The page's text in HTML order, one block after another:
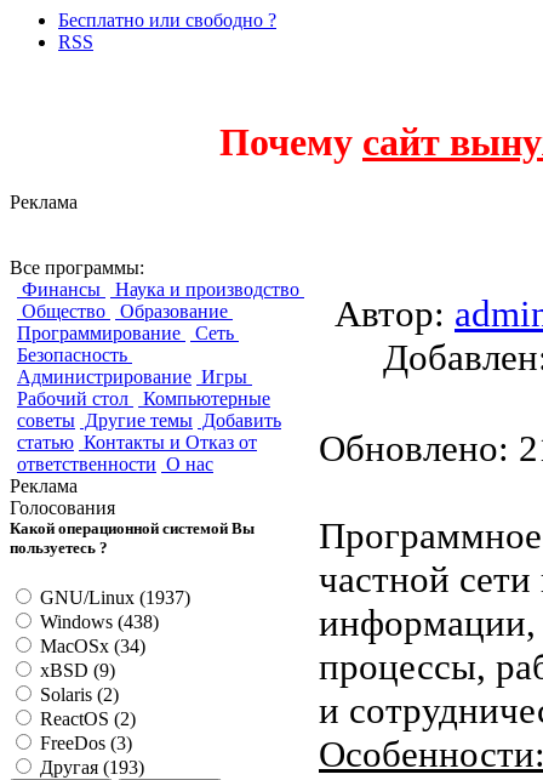
Бесплатно или свободно ?
RSS
Почему сайт
Реклама
Все программы:
Финансы
Наука и производство
Общество
Образование
Программирование
Сеть
Безопасность
Администрирование Игры
Рабочий стол
Компьютерные
советы Другие темы Добавить
статью Контакты и Отказ от
ответственности О нас
Реклама
Голосования
Какой операционной системой Вы
пользуетесь ?
GNU/Linux (1937)
Windows (438)
MacOSx (34)
xBSD (9)
Solaris (2)
ReactOS (2)
FreeDos (3)
Другая (193)
Автор:
Обновлено:
Программное
частной
информации,
процессы,
и